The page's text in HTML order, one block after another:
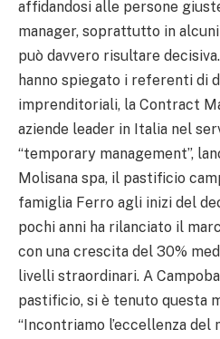
affidandosi alle persone
manager, soprattutto in
può davvero risultare
hanno spiegato i referenti di
imprenditoriali, la Contract
aziende leader in Italia nel
“temporary management”,
Molisana spa, il pastificio
famiglia Ferro agli inizi del
pochi anni ha rilanciato il
con una crescita del 30%
livelli straordinari. A
pastificio, si è tenuto questa
“Incontriamo l’eccellenza del